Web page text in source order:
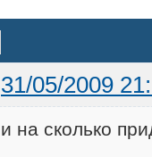
31/05/2009
и на сколько